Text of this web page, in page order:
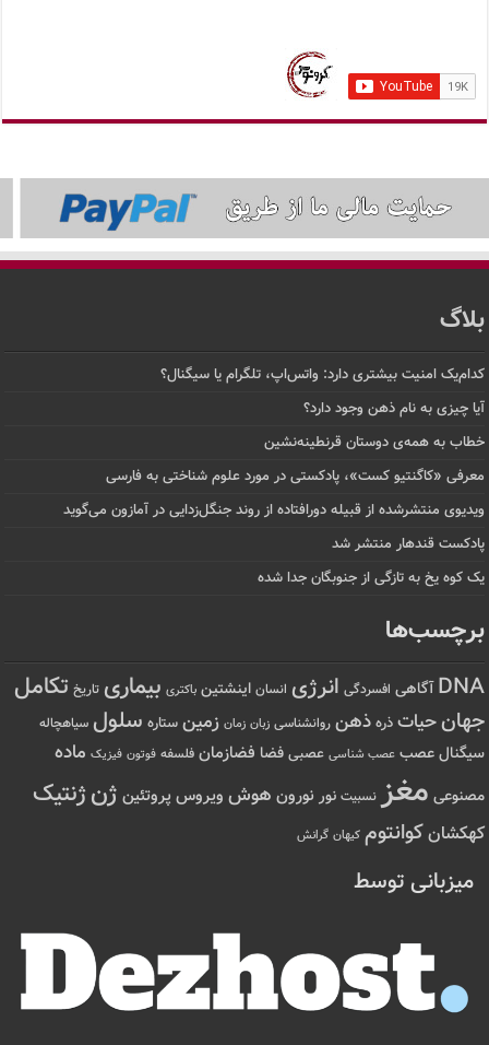
بلاگ
کدام‌یک امنیت بیشتری دارد: واتس‌اپ، تلگرام یا سیگنال؟
آیا چیزی به نام ذهن وجود دارد؟
خطاب به همه‌ی دوستان قرنطینه‌نشین
معرفی «کاگنتیو کست»، پادکستی در مورد علوم شناختی به فارسی
ویدیوی منتشرشده از قبیله دورافتاده‌ از روند جنگل‌زدایی در آمازون می‌گوید
پادکست قندهار منتشر شد
یک کوه یخ به تازگی از جنوبگان جدا شده
برچسب‌ها
DNA آگاهی افسردگی انرژی انسان اینشتین باکتری بیماری تاریخ تکامل
جهانحیات ذره ذهن روانشناسی زبان زمان زمین ستاره سلول سیاهچاله
سیگنال عصب عصب شناسی عصبی فضا فضازمان فلسفه فوتون فیزیک ماده
مصنوعی مغز نسبیت نور نورون هوش ویروس پروتئین ژنژنتیک
کهکشانکوانتوم کیهان گرانش
میزبانی توسط